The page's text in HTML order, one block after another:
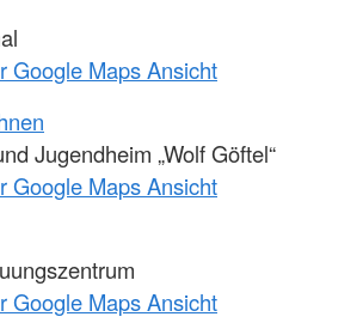
Google Maps Ansicht
Jugendheim „Wolf Göftel“
Google Maps Ansicht
Google Maps Ansicht